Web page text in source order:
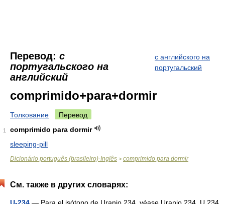
Перевод: с
португальского на
английский
с английского на
португальский
comprimido+para+dormir
Толкование Перевод
1
comprimido para dormir
sleeping-pill
Dicionário português (brasileiro)-Inglês > comprimido para dormir
См. также в других словарях: